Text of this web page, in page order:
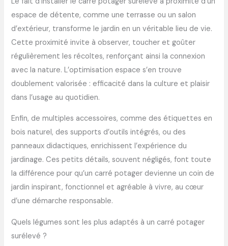
espace de détente, comme une terrasse ou un salon
d’extérieur, transforme le jardin en un véritable lieu de vie.
Cette proximité invite à observer, toucher et goûter
régulièrement les récoltes, renforçant ainsi la connexion
avec la nature. L’optimisation espace s’en trouve
doublement valorisée : efficacité dans la culture et plaisir
dans l’usage au quotidien.
Enfin, de multiples accessoires, comme des étiquettes en
bois naturel, des supports d’outils intégrés, ou des
panneaux didactiques, enrichissent l’expérience du
jardinage. Ces petits détails, souvent négligés, font toute
la différence pour qu’un carré potager devienne un coin de
jardin inspirant, fonctionnel et agréable à vivre, au cœur
d’une démarche responsable.
Quels légumes sont les plus adaptés à un carré potager
surélevé ?